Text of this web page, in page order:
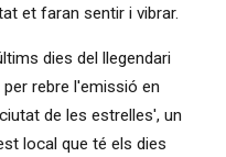
et faran sentir i vibrar.
dies del llegendari
rebre l'emissió en
de les estrelles', un
local que té els dies